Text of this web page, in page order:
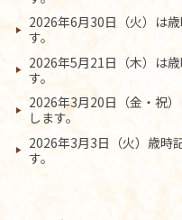
2026年6月30日（火）は
す。
2026年5月21日（木）は
す。
2026年3月20日（金・祝
します。
2026年3月3日（火）歳時
す。